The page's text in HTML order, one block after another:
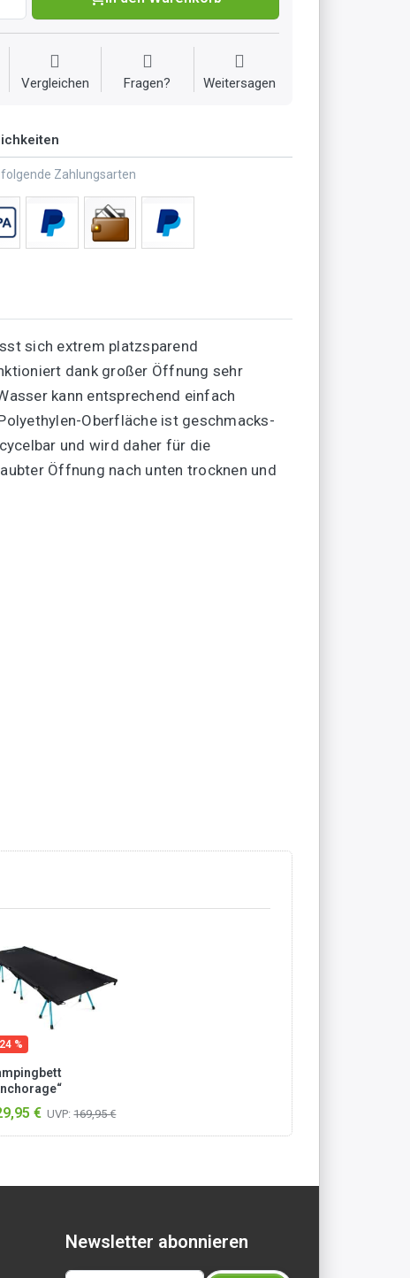
Vergleichen Fragen? Weitersagen
Zahlungsarten
sich extrem platzsparend
dank großer Öffnung sehr
kann entsprechend einfach
Oberfläche ist geschmacks-
und wird daher für die
Öffnung nach unten trocknen und
%
Blau
€ UVP: 169,95 €
Newsletter abonnieren